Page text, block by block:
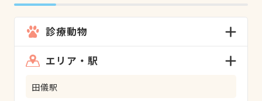
診療動物
エリア・駅
田儀駅